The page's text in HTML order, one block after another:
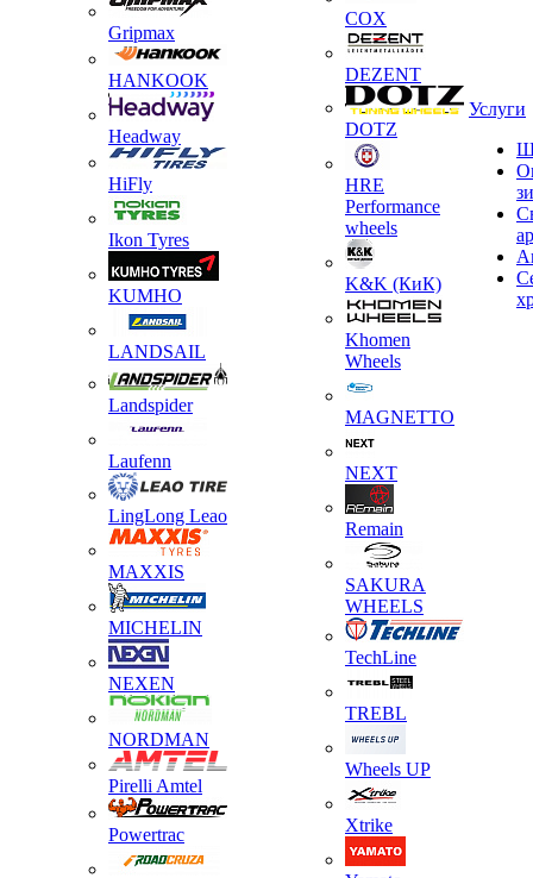
Gripmax
HANKOOK
Headway
HiFly
Ikon Tyres
KUMHO
LANDSAIL
Landspider
Laufenn
LingLong Leao
MAXXIS
MICHELIN
NEXEN
NORDMAN
Pirelli Amtel
Powertrac
COX
DEZENT
DOTZ
HRE
Performance
wheels
K&K (КиК)
Khomen
Wheels
MAGNETTO
NEXT
Remain
SAKURA
WHEELS
TechLine
TREBL
Wheels UP
Xtrike
Услуги